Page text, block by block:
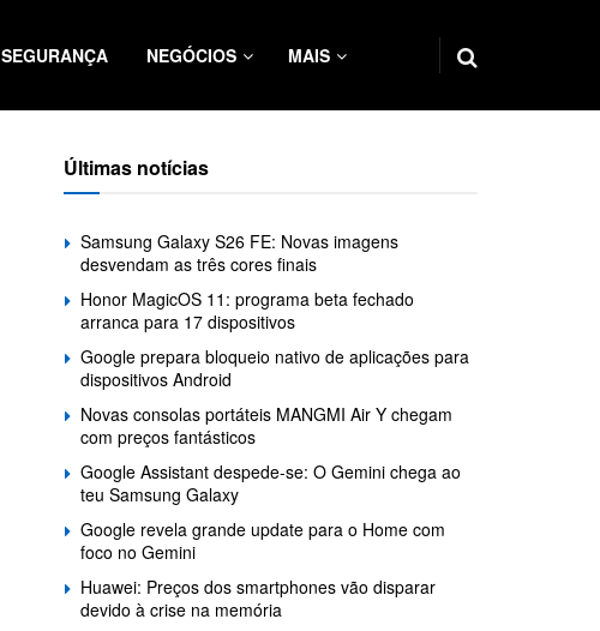
SEGURANÇA NEGÓCIOS MAIS
Últimas notícias
Samsung Galaxy S26 FE: Novas imagens
desvendam as três cores finais
Honor MagicOS 11: programa beta fechado
arranca para 17 dispositivos
Google prepara bloqueio nativo de aplicações para
dispositivos Android
Novas consolas portáteis MANGMI Air Y chegam
com preços fantásticos
Google Assistant despede-se: O Gemini chega ao
teu Samsung Galaxy
Google revela grande update para o Home com
foco no Gemini
Huawei: Preços dos smartphones vão disparar
devido à crise na memória